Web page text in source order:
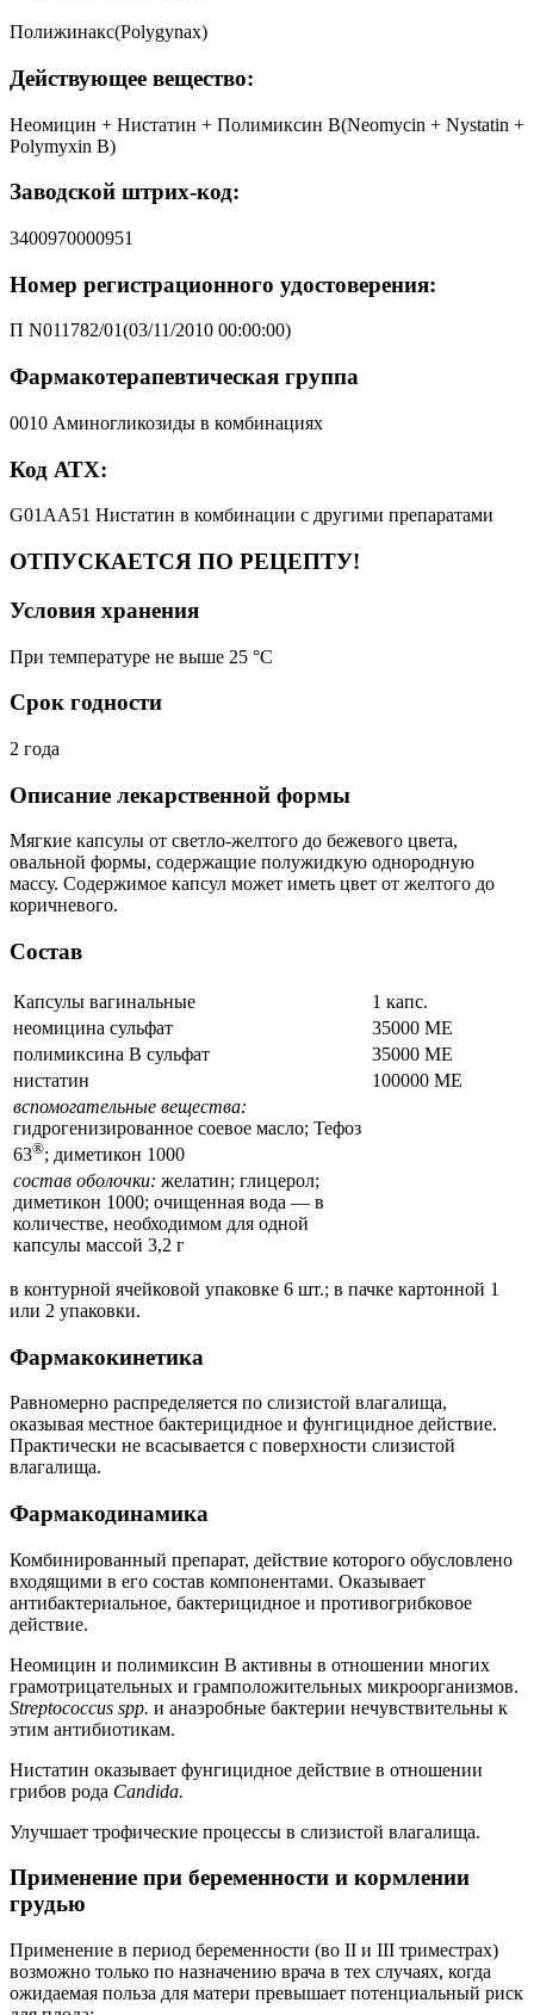
Полижинакс(Polygynax)
Действующее вещество:
Неомицин + Нистатин + Полимиксин B(Neomycin + Nystatin +
Polymyxin B)
Заводской штрих-код:
3400970000951
Номер регистрационного удостоверения:
П N011782/01(03/11/2010 00:00:00)
Фармакотерапевтическая группа
0010 Аминогликозиды в комбинациях
Код АТХ:
G01AA51 Нистатин в комбинации с другими препаратами
ОТПУСКАЕТСЯ ПО РЕЦЕПТУ!
Условия хранения
При температуре не выше 25 °C
Срок годности
2 года
Описание лекарственной формы
Мягкие капсулы от светло-желтого до бежевого цвета,
овальной формы, содержащие полужидкую однородную
массу. Содержимое капсул может иметь цвет от желтого до
коричневого.
Состав
Капсулы вагинальные
1 капс.
неомицина сульфат
35000 МЕ
полимиксина В сульфат
35000 МЕ
нистатин
100000 МЕ
вспомогательные вещества:
гидрогенизированное соевое масло; Тефоз
63®; диметикон 1000
состав оболочки: желатин; глицерол;
диметикон 1000; очищенная вода — в
количестве, необходимом для одной
капсулы массой 3,2 г
в контурной ячейковой упаковке 6 шт.; в пачке картонной 1
или 2 упаковки.
Фармакокинетика
Равномерно распределяется по слизистой влагалища,
оказывая местное бактерицидное и фунгицидное действие.
Практически не всасывается с поверхности слизистой
влагалища.
Фармакодинамика
Комбинированный препарат, действие которого обусловлено
входящими в его состав компонентами. Оказывает
антибактериальное, бактерицидное и противогрибковое
действие.
Неомицин и полимиксин В активны в отношении многих
грамотрицательных и грамположительных микроорганизмов.
Streptococcus spp. и анаэробные бактерии нечувствительны к
этим антибиотикам.
Нистатин оказывает фунгицидное действие в отношении
грибов рода Candida.
Улучшает трофические процессы в слизистой влагалища.
Применение при беременности и кормлении
грудью
Применение в период беременности (во II и III триместрах)
возможно только по назначению врача в тех случаях, когда
ожидаемая польза для матери превышает потенциальный риск